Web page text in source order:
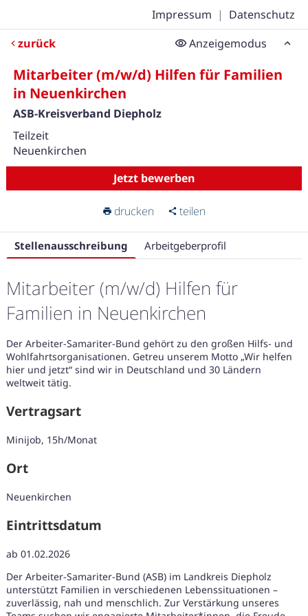
Impressum | Datenschutz
zurück
Anzeigemodus
Mitarbeiter (m/w/d) Hilfen für Familien
in Neuenkirchen
ASB-Kreisverband Diepholz
Teilzeit
Neuenkirchen
Jetzt bewerben
drucken teilen
Stellenausschreibung Arbeitgeberprofil
Mitarbeiter (m/w/d) Hilfen für
Familien in Neuenkirchen
Der Arbeiter-Samariter-Bund gehört zu den großen Hilfs- und
Wohlfahrtsorganisationen. Getreu unserem Motto „Wir helfen
hier und jetzt“ sind wir in Deutschland und 30 Ländern
weltweit tätig.
Vertragsart
Minijob, 15h/Monat
Ort
Neuenkirchen
Eintrittsdatum
ab 01.02.2026
Der Arbeiter-Samariter-Bund (ASB) im Landkreis Diepholz
unterstützt Familien in verschiedenen Lebenssituationen –
zuverlässig, nah und menschlich. Zur Verstärkung unseres
Karte anzeigen